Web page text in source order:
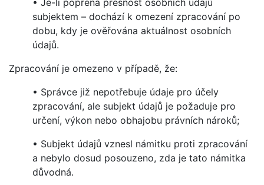
• Je-li popřena přesnost osobních údajů
subjektem – dochází k omezení zpracování po
dobu, kdy je ověřována aktuálnost osobních
údajů.
Zpracování je omezeno v případě, že:
• Správce již nepotřebuje údaje pro účely
zpracování, ale subjekt údajů je požaduje pro
určení, výkon nebo obhajobu právních nároků;
• Subjekt údajů vznesl námitku proti zpracování
a nebylo dosud posouzeno, zda je tato námitka
důvodná.